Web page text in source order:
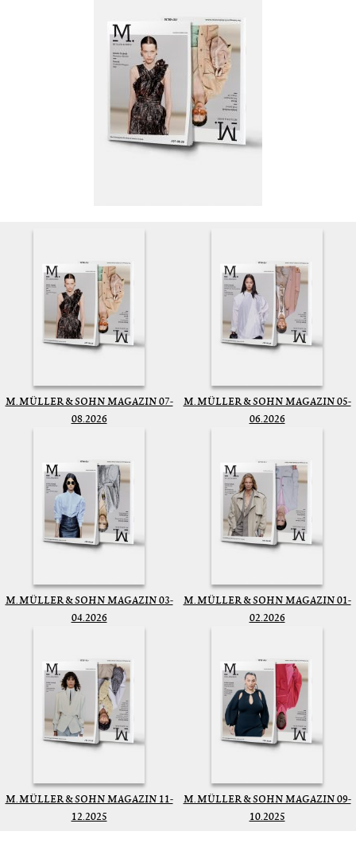
M. MÜLLER & SOHN MAGAZIN 07-
08.2026
M. MÜLLER & SOHN MAGAZIN 05-
06.2026
M. MÜLLER & SOHN MAGAZIN 03-
04.2026
M. MÜLLER & SOHN MAGAZIN 01-
02.2026
M. MÜLLER & SOHN MAGAZIN 11-
12.2025
M. MÜLLER & SOHN MAGAZIN 09-
10.2025